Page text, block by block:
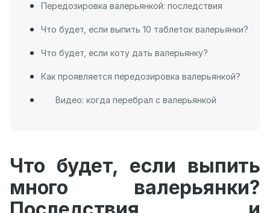
Передозировка валерьянкой: последствия
Что будет, если выпить 10 таблеток валерьянки?
Что будет, если коту дать валерьянку?
Как проявляется передозировка валерьянкой?
Видео: когда перебрал с валерьянкой
Что будет, если выпить
много валерьянки?